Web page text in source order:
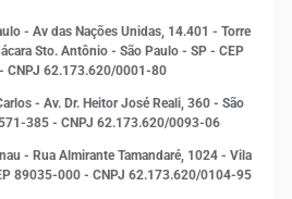
- Av das Nações Unidas, 14.401 - Torre
Sto. Antônio - São Paulo - SP - CEP
CNPJ 62.173.620/0001-80
- Av. Dr. Heitor José Reali, 360 - São
385 - CNPJ 62.173.620/0093-06
- Rua Almirante Tamandaré, 1024 - Vila
89035-000 - CNPJ 62.173.620/0104-95